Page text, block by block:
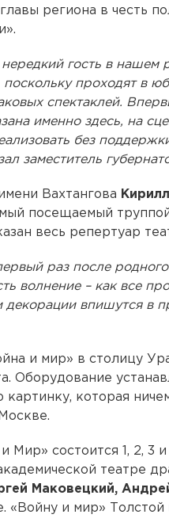
региона в честь
нередкий гость в нашем
поскольку проходят в
спектаклей.
именно здесь, на
без
заместитель
Вахтангова
посещаемый
весь репертуар
раз после
волнение – как все
декорации впишутся в
и мир» в столицу
Оборудование
картинку, которая
Мир» состоится 1, 2, 3
театре
Маковецкий,
«Войну и мир» Толстой